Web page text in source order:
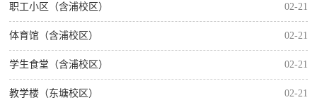
职工小区（含浦校区） 02-21
体育馆（含浦校区） 02-21
学生食堂（含浦校区） 02-21
教学楼（东塘校区） 02-21